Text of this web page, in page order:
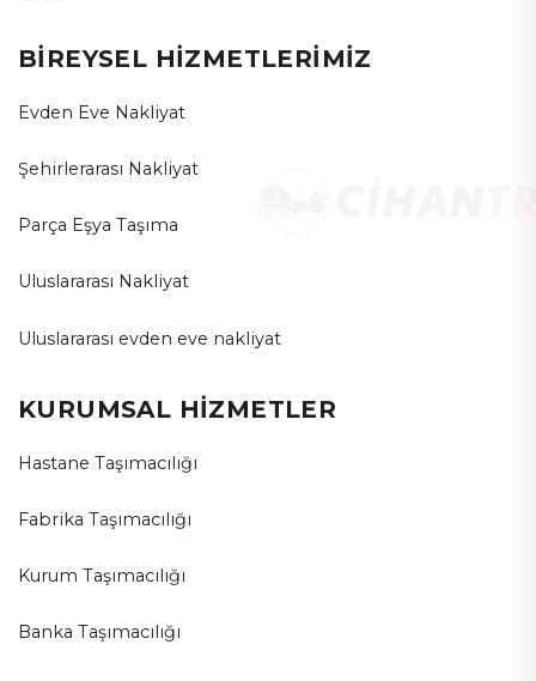
BİREYSEL HİZMETLERİMİZ
Evden Eve Nakliyat
Şehirlerarası Nakliyat
Parça Eşya Taşıma
Uluslararası Nakliyat
Uluslararası evden eve nakliyat
KURUMSAL HİZMETLER
Hastane Taşımacılığı
Fabrika Taşımacılığı
Kurum Taşımacılığı
Banka Taşımacılığı